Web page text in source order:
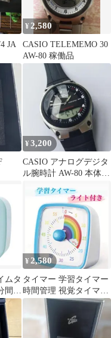
JA
¥ 2,580
CASIO ￼TELEMEMO 30
AW-80 稼働品
¥3,200
CASIO アナログデジタ
ル腕時計 AW-80 本体
ムタ
間
作
¥ 2,580
タイマー 学習タイマー
時間管理 視覚タイマー
勉強タイマー タイムタ
イマー 子供 勉強 知育
可視化タイマー 実感タ
イマー 自宅学習 テレワ